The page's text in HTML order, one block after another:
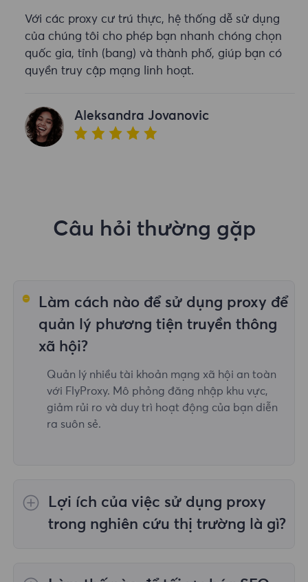
Với các proxy cư trú thực, hệ thống dễ sử dụng
của chúng tôi cho phép bạn nhanh chóng chọn
quốc gia, tỉnh (bang) và thành phố, giúp bạn có
quyền truy cập mạng linh hoạt.
Aleksandra Jovanovic
Câu hỏi thường gặp
Làm cách nào để sử dụng proxy để
quản lý phương tiện truyền thông
xã hội?
Quản lý nhiều tài khoản mạng xã hội an toàn
với FlyProxy. Mô phỏng đăng nhập khu vực,
giảm rủi ro và duy trì hoạt động của bạn diễn
ra suôn sẻ.
Lợi ích của việc sử dụng proxy
trong nghiên cứu thị trường là gì?